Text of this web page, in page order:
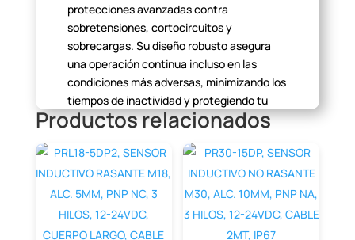
protecciones avanzadas contra
sobretensiones, cortocircuitos y
sobrecargas. Su diseño robusto asegura
una operación continua incluso en las
condiciones más adversas, minimizando los
tiempos de inactividad yprotegiendo tu
valiosa inversión en maquinaria.
Fácil Instalación y Ahorro
de Espacio
Diseñada para montaje en riel DIN, esta
fuente de alimentación seintegra de
manera perfecta y ordenada en cualquier
Productos relacionados